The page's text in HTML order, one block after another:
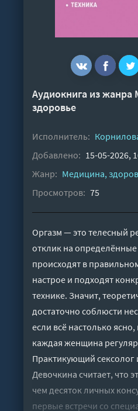
Аудиокнига из жанра
здоровье
Исполнитель:
Добавлено: 15-05-2026,
Жанр: Медицина,
Просмотров: 75
Оргазм — это телесный
отклик на
происходят в
настрое и подходят
технике. Значит,
достаточно соблюсти
если всё настолько
каждая женщина
Практикующий сексолог
Девочкина считает, что
чем десяток личных
первые встречи со